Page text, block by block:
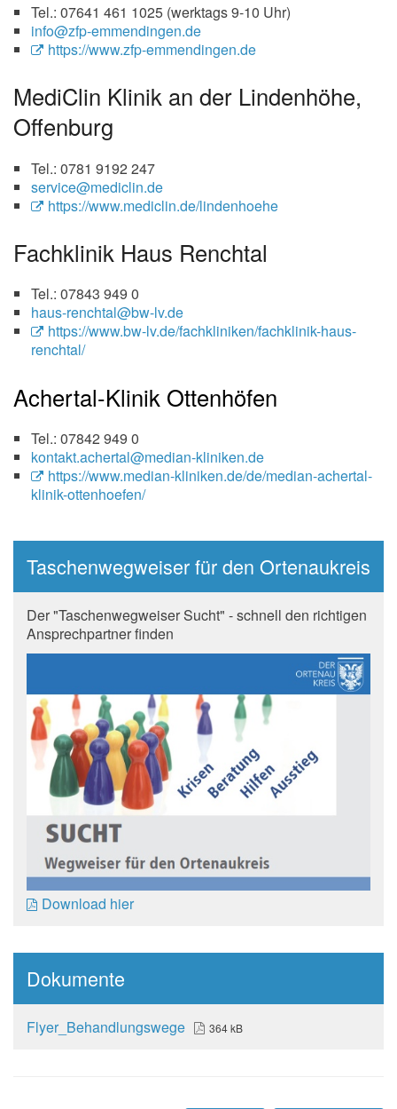
Tel.: 07641 461 1025 (werktags 9-10 Uhr)
info@zfp-emmendingen.de
https://www.zfp-emmendingen.de
MediClin Klinik an der Lindenhöhe,
Offenburg
Tel.: 0781 9192 247
service@mediclin.de
https://www.mediclin.de/lindenhoehe
Fachklinik Haus Renchtal
Tel.: 07843 949 0
haus-renchtal@bw-lv.de
https://www.bw-lv.de/fachkliniken/fachklinik-haus-
renchtal/
Achertal-Klinik Ottenhöfen
Tel.: 07842 949 0
kontakt.achertal@median-kliniken.de
https://www.median-kliniken.de/de/median-achertal-
klinik-ottenhoefen/
Taschenwegweiser für den Ortenaukreis
Der "Taschenwegweiser Sucht" - schnell den richtigen
Ansprechpartner finden
Download hier
Dokumente
Flyer_Behandlungswege 364 kB